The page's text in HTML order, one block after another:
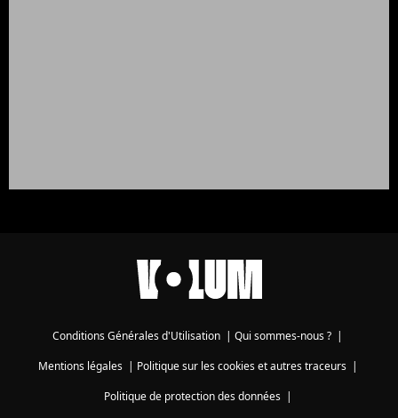
Conditions Générales d'Utilisation Qui sommes-nous ?
Mentions légales| Politique sur les cookies et autres traceurs|
Politique de protection des données|